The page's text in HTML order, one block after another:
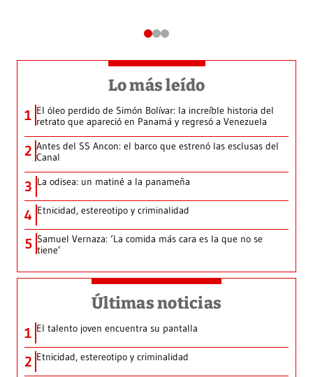
Lo más leído
1 El óleo perdido de Simón Bolívar: la increíble historia del
retrato que apareció en Panamá y regresó a Venezuela
2 Antes del SS Ancon: el barco que estrenó las esclusas del
Canal
3 La odisea: un matiné a la panameña
4 Etnicidad, estereotipo y criminalidad
5 Samuel Vernaza: ‘La comida más cara es la que no se
tiene’
Últimas noticias
1 El talento joven encuentra su pantalla​
2 Etnicidad, estereotipo y criminalidad